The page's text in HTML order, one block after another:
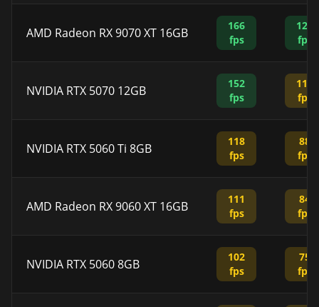
AMD Radeon RX 9070 XT 16GB
166
fps
128
fps
NVIDIA RTX 5070 12GB
152
fps
118
fps
NVIDIA RTX 5060 Ti 8GB
118
fps
88
fps
AMD Radeon RX 9060 XT 16GB
111
fps
84
fps
NVIDIA RTX 5060 8GB
102
fps
75
fps